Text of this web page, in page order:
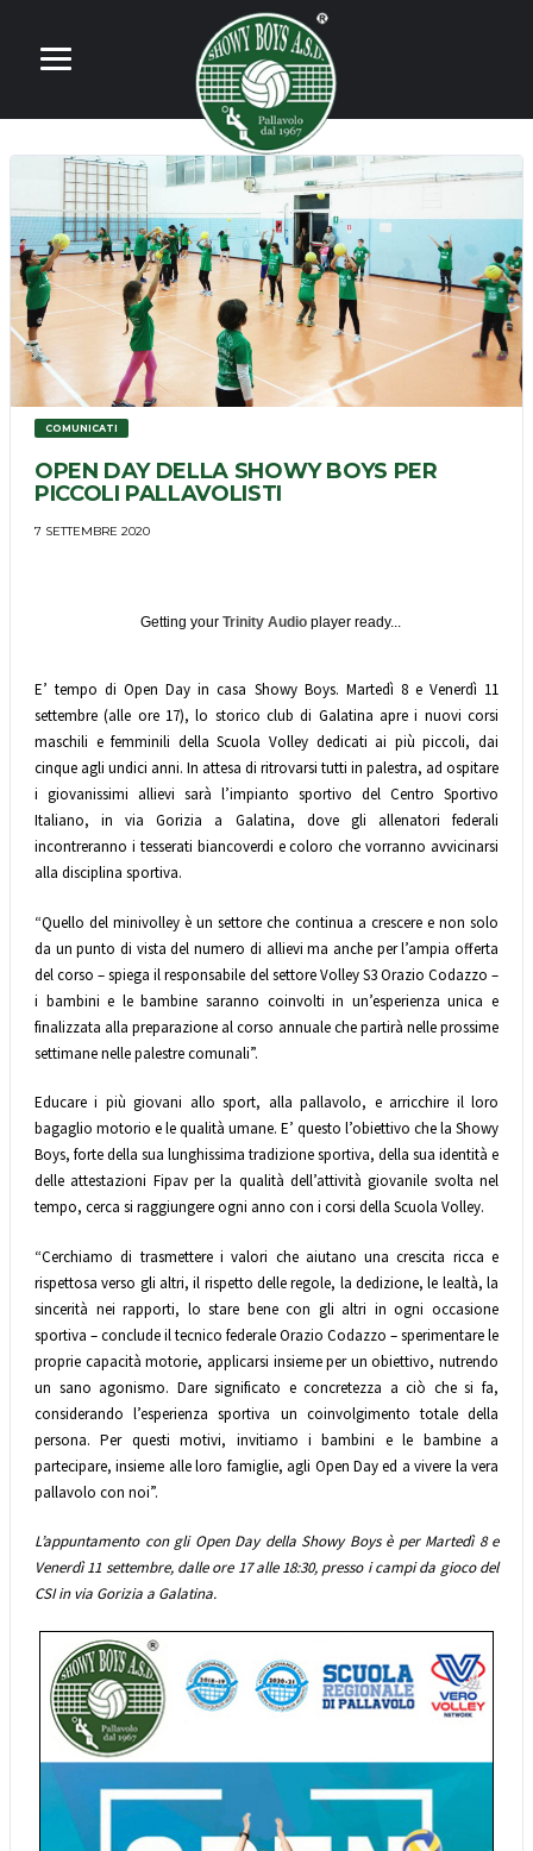
COMUNICATI
OPEN DAY DELLA SHOWY BOYS PER
PICCOLI PALLAVOLISTI
7 SETTEMBRE 2020
Getting your Trinity Audioplayer ready...
E’ tempo di Open Day in casa Showy Boys. Martedì 8 e Venerdì 11
settembre (alle ore 17), lo storico club di Galatina apre i nuovi corsi
maschili e femminili della Scuola Volley dedicati ai più piccoli, dai
cinque agli undici anni. In attesa di ritrovarsi tutti in palestra, ad ospitare
i giovanissimi allievi sarà l’impianto sportivo del Centro Sportivo
Italiano, in via Gorizia a Galatina, dove gli allenatori federali
incontreranno i tesserati biancoverdi e coloro che vorranno avvicinarsi
alla disciplina sportiva.
“Quello del minivolley è un settore che continua a crescere e non solo
da un punto di vista del numero di allievi ma anche per l’ampia offerta
del corso – spiega il responsabile del settore Volley S3 Orazio Codazzo –
i bambini e le bambine saranno coinvolti in un’esperienza unica e
finalizzata alla preparazione al corso annuale che partirà nelle prossime
settimane nelle palestre comunali”.
Educare i più giovani allo sport, alla pallavolo, e arricchire il loro
bagaglio motorio e le qualità umane. E’ questo l’obiettivo che la Showy
Boys, forte della sua lunghissima tradizione sportiva, della sua identità e
delle attestazioni Fipav per la qualità dell’attività giovanile svolta nel
tempo, cerca si raggiungere ogni anno con i corsi della Scuola Volley.
“Cerchiamo di trasmettere i valori che aiutano una crescita ricca e
rispettosa verso gli altri, il rispetto delle regole, la dedizione, le lealtà, la
sincerità nei rapporti, lo stare bene con gli altri in ogni occasione
sportiva – conclude il tecnico federale Orazio Codazzo – sperimentare le
proprie capacità motorie, applicarsi insieme per un obiettivo, nutrendo
un sano agonismo. Dare significato e concretezza a ciò che si fa,
considerando l’esperienza sportiva un coinvolgimento totale della
persona. Per questi motivi, invitiamo i bambini e le bambine a
partecipare, insieme alle loro famiglie, agli Open Day ed a vivere la vera
pallavolo con noi”.
L’appuntamento con gli Open Day della Showy Boys è per Martedì 8 e
Venerdì 11 settembre, dalle ore 17 alle 18:30, presso i campi da gioco del
CSI in via Gorizia a Galatina.